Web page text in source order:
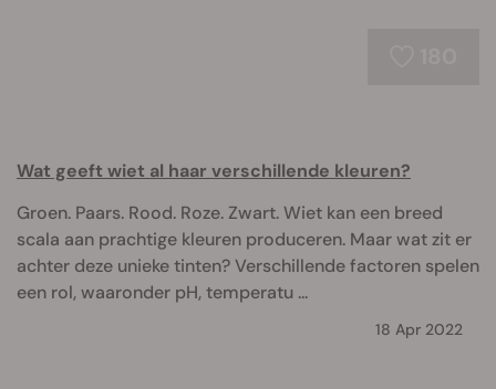
Wat geeft wiet al haar verschillende kleuren?
Groen. Paars. Rood. Roze. Zwart. Wiet kan een breed
scala aan prachtige kleuren produceren. Maar wat zit er
achter deze unieke tinten? Verschillende factoren spelen
een rol, waaronder pH, temperatu ...
18 Apr 2022